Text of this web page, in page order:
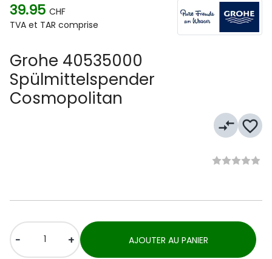
39.95 CHF
TVA et TAR comprise
Grohe 40535000
Spülmittelspender
Cosmopolitan
compare_arrows favorite_border
- + AJOUTER AU PANIER